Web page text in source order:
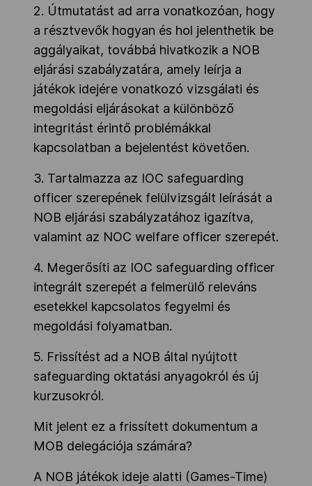
2. Útmutatást ad arra vonatkozóan, hogy
a résztvevők hogyan és hol jelenthetik be
aggályaikat, továbbá hivatkozik a NOB
eljárási szabályzatára, amely leírja a
játékok idejére vonatkozó vizsgálati és
megoldási eljárásokat a különböző
integritást érintő problémákkal
kapcsolatban a bejelentést követően.
3. Tartalmazza az IOC safeguarding
officer szerepének felülvizsgált leírását a
NOB eljárási szabályzatához igazítva,
valamint az NOC welfare officer szerepét.
4. Megerősíti az IOC safeguarding officer
integrált szerepét a felmerülő releváns
esetekkel kapcsolatos fegyelmi és
megoldási folyamatban.
5. Frissítést ad a NOB által nyújtott
safeguarding oktatási anyagokról és új
kurzusokról.
Mit jelent ez a frissített dokumentum a
MOB delegációja számára?
A NOB játékok ideje alatti (Games-Time)